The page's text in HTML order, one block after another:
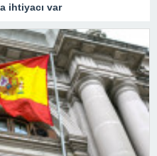
ihtiyacı var